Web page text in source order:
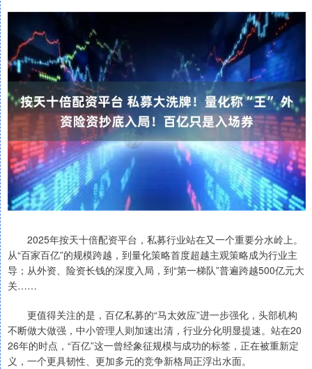
2025年按天十倍配资平台，私募行业站在又一个重要分水岭上。
从“百家百亿”的规模跨越，到量化策略首度超越主观策略成为行业主
导；从外资、险资长钱的深度入局，到“第一梯队”普遍跨越500亿元大
关……
更值得关注的是，百亿私募的“马太效应”进一步强化，头部机构
不断做大做强，中小管理人则加速出清，行业分化明显提速。站在20
26年的时点，“百亿”这一曾经象征规模与成功的标签，正在被重新定
义，一个更具韧性、更加多元的竞争新格局正浮出水面。